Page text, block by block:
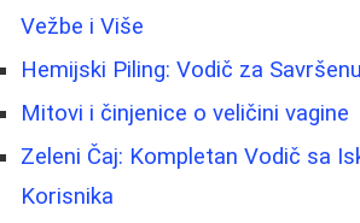
Vežbe i Više
Hemijski Piling: Vodič za
Mitovi i činjenice o veličini vagine
Zeleni Čaj: Kompletan Vodič sa
Korisnika